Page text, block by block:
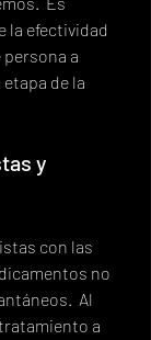
la efectividad
a
de la
y
con las
no
Al
a